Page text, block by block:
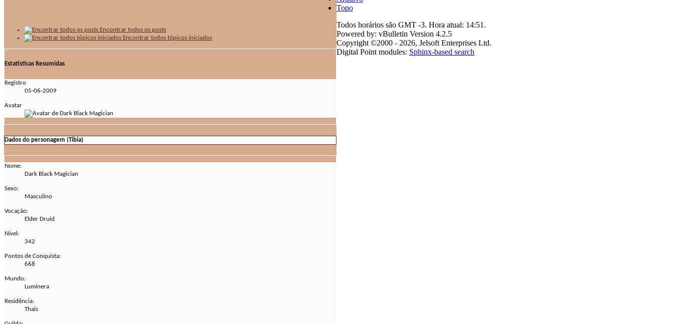
Encontrar todos os posts
Encontrar todos tópicos iniciados
Estatísticas Resumidas
Registro
05-06-2009
Avatar
Dados do personagem (Tibia)
Nome:
Dark Black Magician
Sexo:
Masculino
Vocação:
Elder Druid
Nível:
342
Pontos de Conquista:
668
Mundo:
Luminera
Residência:
Thais
Topo
Todos horários são GMT -3. Hora atual: 14:51 .
Powered by: vBulletin Version 4.2.5
Copyright ©2000 - 2026, Jelsoft Enterprises Ltd.
Digital Point modules: Sphinx-based search